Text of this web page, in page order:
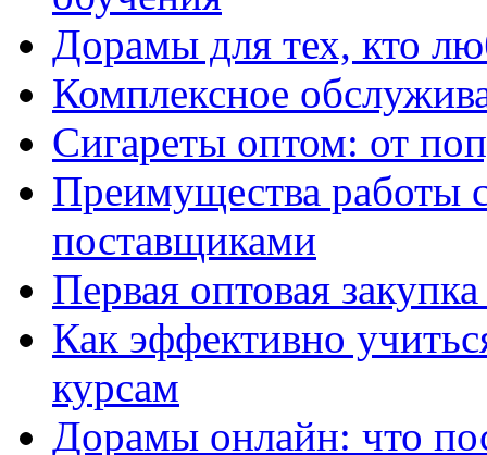
Дорамы для тех, кто
Комплексное
Сигареты оптом: от
Преимущества работы
поставщиками
Первая оптовая
Как эффективно
курсам
Дорамы онлайн: что